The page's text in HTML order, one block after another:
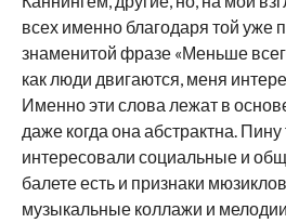
всех именно благодаря той уже
знаменитой фразе «Меньше
как люди двигаются, меня
Именно эти слова лежат в
даже когда она абстрактна.
интересовали социальные и
балете есть и признаки
музыкальные коллажи и